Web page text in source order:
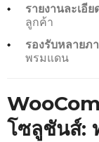
รายงานละเอีย
ลูกค้า
รองรับหลายภ
พรมแดน
โซลูชันส์: